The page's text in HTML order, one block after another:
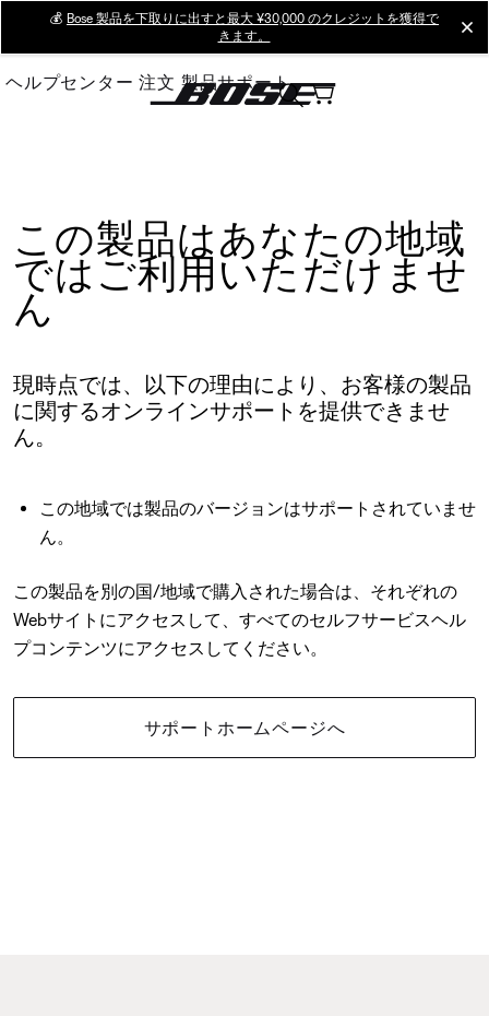
Main
💰 Bose 製品を下取りに出すと最大 ¥30,000 のクレジットを獲得で
きます。
ヘルプセンター 注文 製品サポート
この製品はあなたの地域
ではご利用いただけませ
ん
現時点では、以下の理由により、お客様の製品
に関するオンラインサポートを提供できませ
ん。
この地域では製品のバージョンはサポートされていませ
ん。
この製品を別の国/地域で購入された場合は、それぞれの
Webサイトにアクセスして、すべてのセルフサービスヘル
プコンテンツにアクセスしてください。
サポートホームページへ